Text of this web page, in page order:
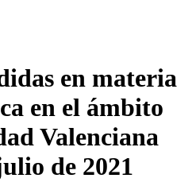
en materia
en el ámbito
Valenciana
de 2021